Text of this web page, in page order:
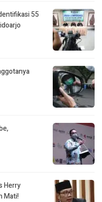
55
Herry
Mati!